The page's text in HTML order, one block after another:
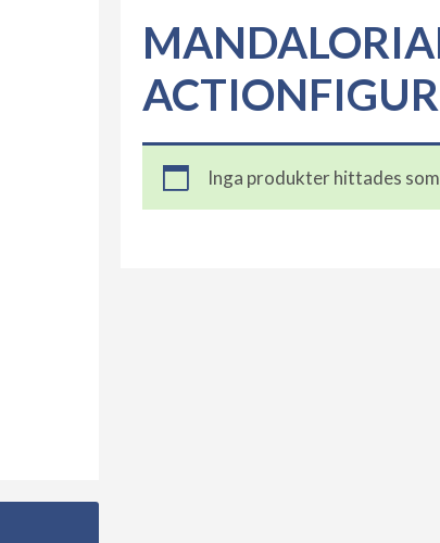
ACTIONFIGUR
Inga produkter hittades